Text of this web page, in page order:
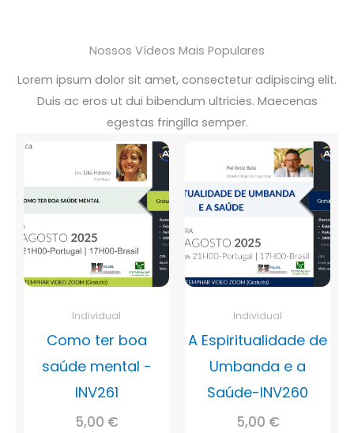
Nossos Vídeos Mais Populares
Lorem ipsum dolor sit amet, consectetur adipiscing elit.
Duis ac eros ut dui bibendum ultricies. Maecenas
egestas fringilla semper.
Individual
Como ter boa
saúde mental -
INV261
5,00 €
Individual
A Espiritualidade de
Umbanda e a
Saúde-INV260
5,00 €